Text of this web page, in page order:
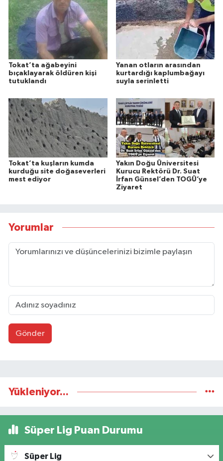
Tokat’ta ağabeyini
bıçaklayarak öldüren kişi
tutuklandı
Yanan otların arasından
kurtardığı kaplumbağayı
suyla serinletti
Tokat’ta kuşların kumda
kurduğu site doğaseverleri
mest ediyor
Yakın Doğu Üniversitesi
Kurucu Rektörü Dr. Suat
İrfan Günsel’den TOGÜ’ye
Ziyaret
Yorumlar
Gönder
Yükleniyor...
Süper Lig Puan Durumu
Süper Lig